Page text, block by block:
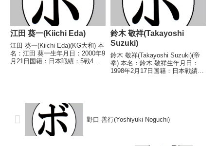
江田 葵一(Kiichi Eda)
江田 葵一(Kiichi Eda)(KG大和) 本
名：江田 葵一生年月日：2000年9
月21日国籍：日本戦績：5戦4勝
鈴木 敬祥(Takayoshi
Suzuki)
鈴木 敬祥(Takayoshi Suzuki)(帝
拳) 本名：鈴木 敬祥生年月日：
1998年2月17日国籍：日本戦績：
野口 善行(Yoshiyuki Noguchi)